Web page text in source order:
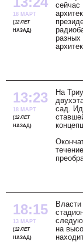
18 МАРТ
12 ЛЕТ
НАЗАД
13:23
18 МАРТ
12 ЛЕТ
НАЗАД
На
сад.
18:15
13 МАРТ
12 ЛЕТ
НАЗАД
на